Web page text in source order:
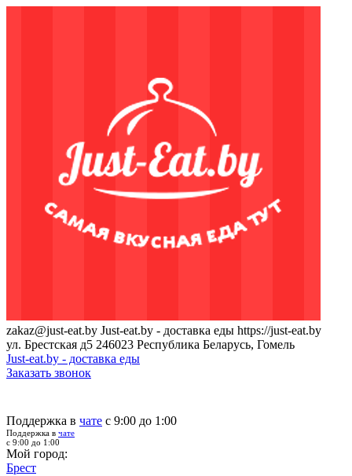
zakaz@just-eat.by Just-eat.by - доставка еды https://just-eat.by
ул. Брестская д5 246023 Республика Беларусь, Гомель
Just-eat.by - доставка еды
Заказать звонок
Поддержка в чате с 9:00 до 1:00
Поддержка в чате
с 9:00 до 1:00
Мой город:
Брест